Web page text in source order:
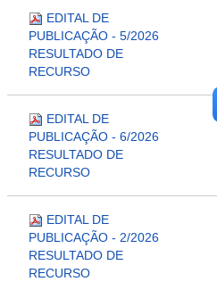
EDITAL DE
PUBLICAÇÃO - 5/2026
RESULTADO DE
RECURSO
EDITAL DE
PUBLICAÇÃO - 6/2026
RESULTADO DE
RECURSO
EDITAL DE
PUBLICAÇÃO - 2/2026
RESULTADO DE
RECURSO